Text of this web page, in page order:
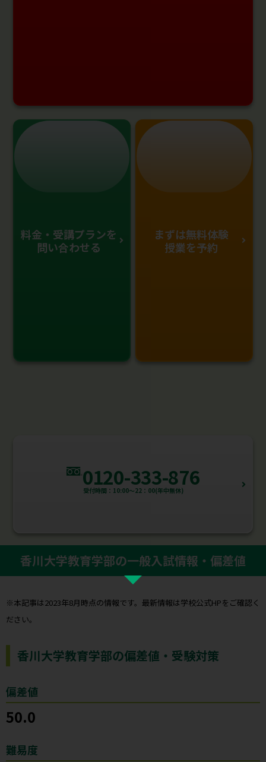
料金・受講プランを
問い合わせる
まずは無料体験
授業を予約
0120-333-876
受付時間：10:00～22：00(年中無休)
香川大学教育学部の一般入試情報・偏差値
※本記事は2023年8月時点の情報です。最新情報は学校公式HPをご確認く
ださい。
香川大学教育学部の偏差値・受験対策
偏差値
50.0
難易度